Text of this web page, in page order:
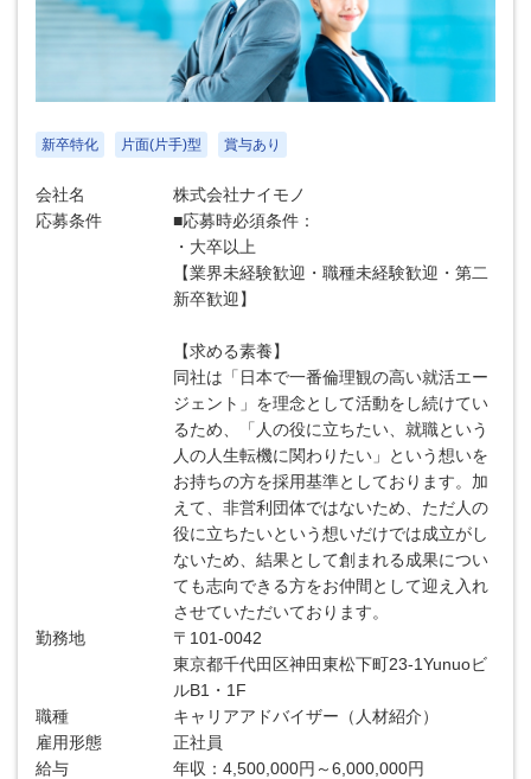
新卒特化 片面(片手)型 賞与あり
会社名
株式会社ナイモノ
応募条件
■応募時必須条件：
・大卒以上
【業界未経験歓迎・職種未経験歓迎・第二
新卒歓迎】
【求める素養】
同社は「日本で一番倫理観の高い就活エー
ジェント」を理念として活動をし続けてい
るため、「人の役に立ちたい、就職という
人の人生転機に関わりたい」という想いを
お持ちの方を採用基準としております。加
えて、非営利団体ではないため、ただ人の
役に立ちたいという想いだけでは成立がし
ないため、結果として創まれる成果につい
ても志向できる方をお仲間として迎え入れ
させていただいております。
勤務地
〒101-0042
東京都千代田区神田東松下町23-1Yunuoビ
ルB1・1F
職種
キャリアアドバイザー（人材紹介）
雇用形態
正社員
給与
年収：4,500,000円～6,000,000円